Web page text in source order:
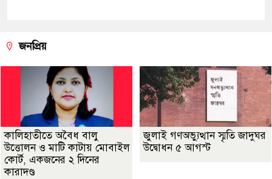
জনপ্রিয়
কালিহাতীতে অবৈধ বালু
উত্তোলন ও মাটি কাটায় মোবাইল
কোর্ট, একজনের ২ দিনের
কারাদণ্ড
জুলাই গণঅভ্যুত্থান স্মৃতি জাদুঘর
উদ্বোধন ৫ আগস্ট